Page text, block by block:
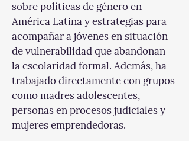
sobre políticas de género en
América Latina y estrategias para
acompañar a jóvenes en situación
de vulnerabilidad que abandonan
la escolaridad formal. Además, ha
trabajado directamente con grupos
como madres adolescentes,
personas en procesos judiciales y
mujeres emprendedoras.